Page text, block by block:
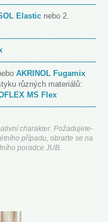
Elastic nebo 2.
AKRINOL Fugamix
různých materiálů:
MS Flex
charakter. Požadujete-
případu, obraťte se na
poradce JUB.